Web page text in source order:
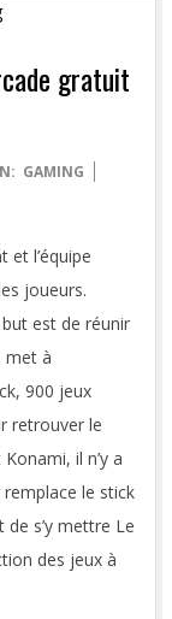
gratuit
GAMING
l’équipe
joueurs.
est de réunir
met à
900 jeux
retrouver le
il n’y a
le stick
de s’y mettre Le
des jeux à